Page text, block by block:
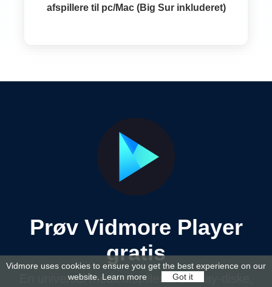
afspillere til pc/Mac (Big Sur inkluderet)
Prøv Vidmore Player
gratis
En universel medieafspiller til Blu-ray-diske,
Vidmore uses cookies to ensure you get the best experience on our
website. Learn more Got it